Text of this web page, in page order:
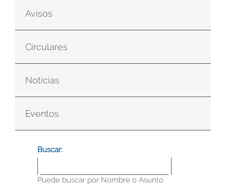
Avisos
Circulares
Noticias
Eventos
Buscar:
Puede buscar por Nombre o Asunto